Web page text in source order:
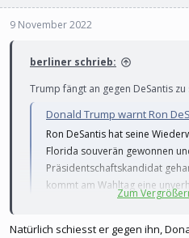
9 November 2022
berliner schrieb:
Trump fängt an gegen DeSantis zu
Donald Trump warnt Ron DeSantis vor
Ron DeSantis hat seine
Florida souverän gewonnen
Präsidentschaftskandidat
kommt am Wahltag eine
Zum
Natürlich schiesst er gegen ihn,